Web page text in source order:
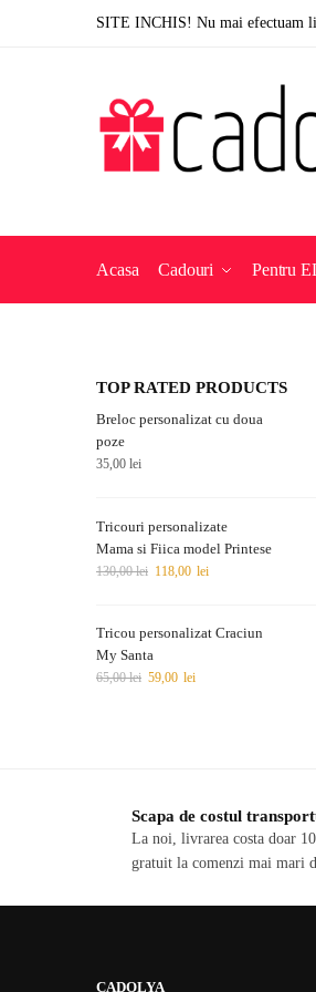
SITE INCHIS! Nu mai efectuam
Acasa Cadouri Pentru
TOP RATED PRODUCTS
Breloc personalizat cu doua
poze
35,00 lei
Tricouri personalizate
Mama si Fiica model Printese
130,00lei 118,00 lei
Tricou personalizat Craciun
My Santa
65,00lei 59,00 lei
Scapa de costul
La noi, livrarea costa doar
gratuit la comenzi mai mari
CADOLYA